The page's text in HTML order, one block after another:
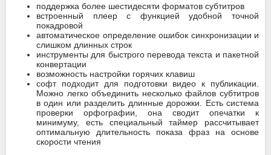
поддержка более шестидесяти форматов субтитров
встроенный плеер с функцией удобной точной
покадровой
автоматическое определение ошибок синхронизации и
слишком длинных строк
инструменты для быстрого перевода текста и пакетной
конвертации
возможность настройки горячих клавиш
софт подходит для подготовки видео к публикации.
Можно легко объединить несколько файлов субтитров
в один или разделить длинные дорожки. Есть система
проверки орфографии, она сводит опечатки к
минимуму, есть специальный таймер рассчитывает
оптимальную длительность показа фраз на основе
скорости чтения